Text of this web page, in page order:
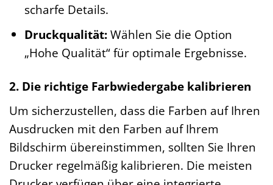
scharfe Details.
Druckqualität:Wählen Sie die Option
„Hohe Qualität“ für optimale Ergebnisse.
2. Die richtige Farbwiedergabe kalibrieren
Um sicherzustellen, dass die Farben auf Ihren
Ausdrucken mit den Farben auf Ihrem
Bildschirm übereinstimmen, sollten Sie Ihren
Drucker regelmäßig kalibrieren. Die meisten